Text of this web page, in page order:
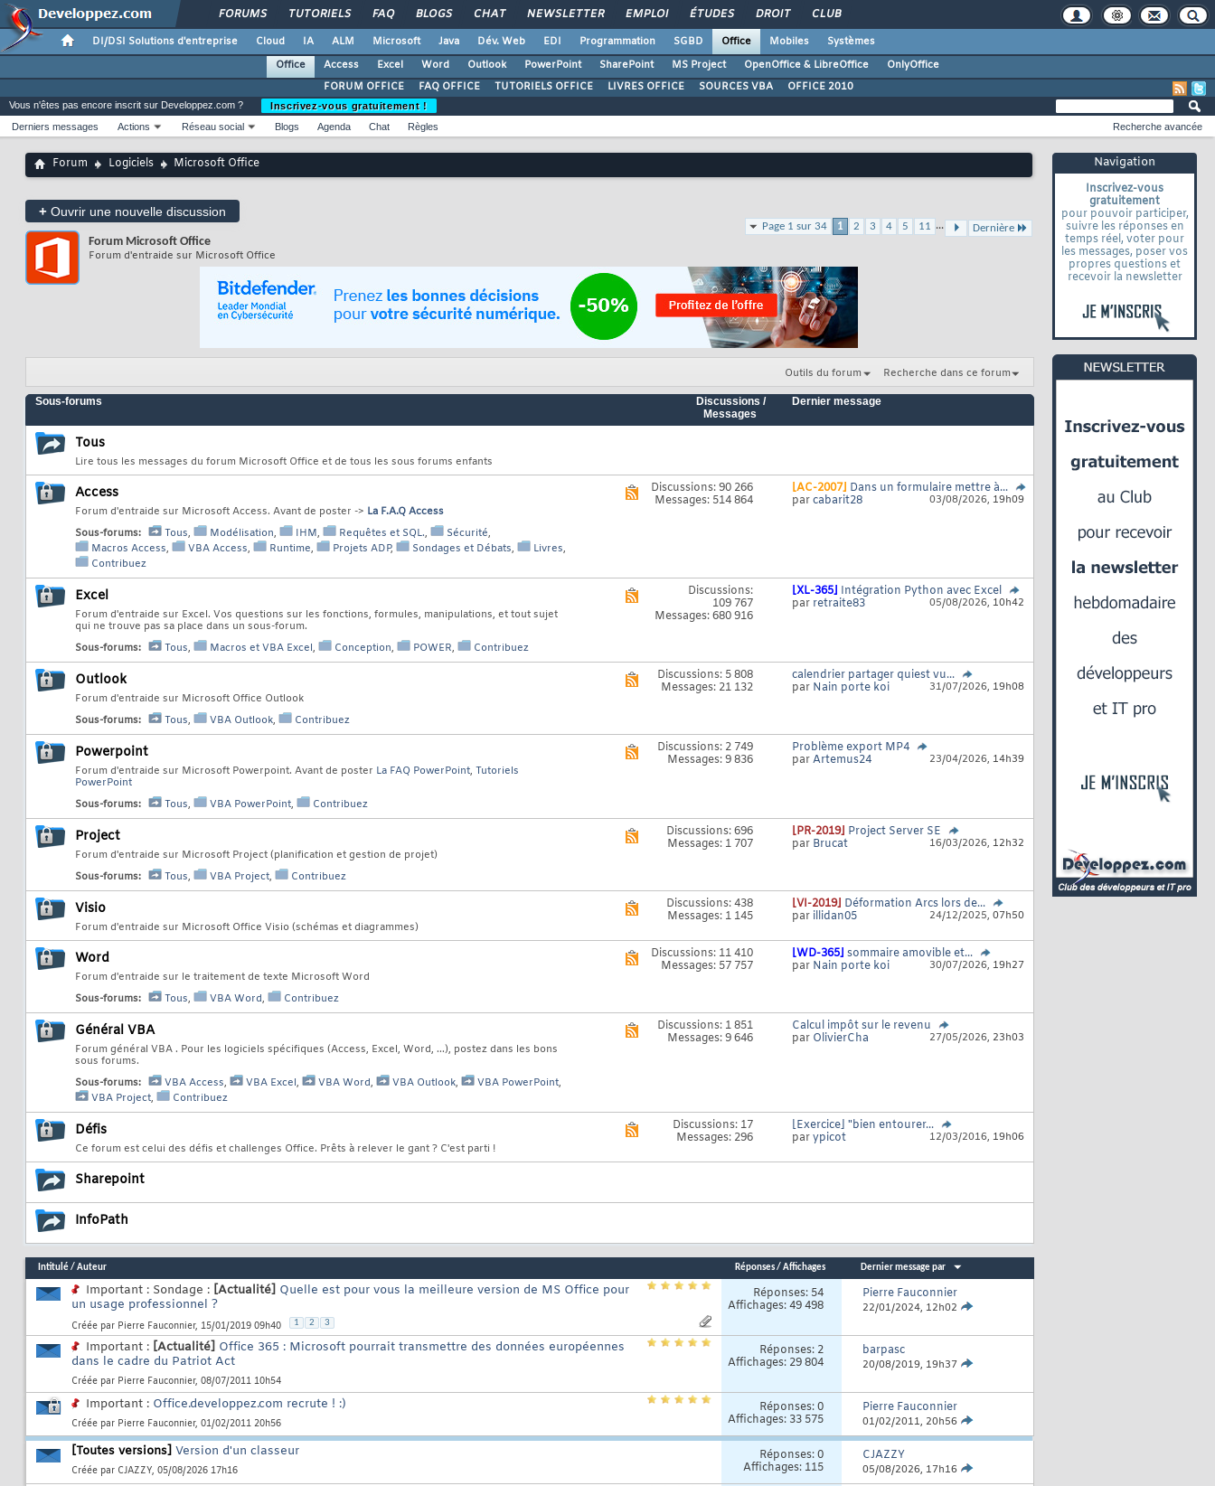
FORUMS TUTORIELS FAQ BLOGS CHAT NEWSLETTER EMPLOI ÉTUDES DROIT CLUB
DI/DSI Solutions d'entreprise Cloud IA ALM Microsoft Java Dév. Web EDI Programmation SGBD Office Mobiles
Systèmes
Office
Access Excel Word Outlook PowerPoint SharePoint MS Project OpenOffice & LibreOffice
OnlyOffice
FORUM OFFICE
FAQ OFFICE TUTORIELS OFFICE LIVRES OFFICE SOURCES VBA OFFICE 2010
Vous n'êtes pas encore inscrit sur Developpez.com ?
Inscrivez-vous gratuitement !
Derniers messages
Actions Réseau social Blogs Agenda Chat Règles Recherche avancée
Forum Logiciels Microsoft Office Navigation
Inscrivez-vous
gratuitement
pour pouvoir participer,
suivre les réponses en
temps réel, voter pour
les messages, poser vos
propres questions et
recevoir la newsletter
+ Ouvrir une nouvelle discussion
Page 1 sur 34 1 2 3 4 5 11 ... Dernière
Forum Microsoft Office
Forum d'entraide sur Microsoft Office
Outils du forum Recherche dans ce forum
Sous-forums
Discussions /
Messages
Dernier message
Tous
Lire tous les messages du forum Microsoft Office et de tous les sous forums enfants
Access
Forum d'entraide sur Microsoft Access. Avant de poster -> La F.A.Q Access
Sous-forums:
Tous, Modélisation, IHM, Requêtes et SQL., Sécurité,
Macros Access, VBA Access, Runtime, Projets ADP, Sondages et Débats, Livres,
Contribuez
Voir
Discussions: 90 266
Messages: 514 864
[AC-2007] Dans un formulaire mettre à...
parcabarit28 03/08/2026, 19h09
Excel
Forum d'entraide sur Excel. Vos questions sur les fonctions, formules, manipulations, et tout sujet
qui ne trouve pas sa place dans un sous-forum.
Sous-forums:
Tous, Macros et VBA Excel, Conception, POWER, Contribuez
flux
forum
Discussions:
109 767
Messages: 680 916
[XL-365] Intégration Python avec Excel
par retraite83 05/08/2026, 10h42
Outlook
Forum d'entraide sur Microsoft Office Outlook
Sous-forums:
Tous, VBA Outlook, Contribuez
Voir
forum
Discussions: 5 808
Messages: 21 132
calendrier partager quiest vu...
par Nain porte koi 31/07/2026, 19h08
Powerpoint
Forum d'entraide sur Microsoft Powerpoint. Avant de poster La FAQ PowerPoint, Tutoriels
PowerPoint
Sous-forums:
Tous, VBA PowerPoint, Contribuez
Voir
forum
Discussions: 2 749
Messages: 9 836
Problème export MP4
parArtemus24 23/04/2026, 14h39
Project
Forum d'entraide sur Microsoft Project (planification et gestion de projet)
Sous-forums:
Tous, VBA Project, Contribuez
forum
Discussions: 696
Messages: 1 707
[PR-2019] Project Server SE
par Brucat 16/03/2026, 12h32
Visio
Forum d'entraide sur Microsoft Office Visio (schémas et diagrammes)
RSS
de
Discussions: 438
Messages: 1 145
[VI-2019] Déformation Arcs lors de...
par illidan05 24/12/2025, 07h50
Word
Forum d'entraide sur le traitement de texte Microsoft Word
Sous-forums:
Tous, VBA Word, Contribuez
Voir
forum
Discussions: 11 410
Messages: 57 757
[WD-365] sommaire amovible et...
par Nain porte koi 30/07/2026, 19h27
Général VBA
Forum général VBA . Pour les logiciels spécifiques (Access, Excel, Word, ...), postez dans les bons
sous forums.
Sous-forums:
VBA Access, VBA Excel, VBA Word, VBA Outlook, VBA PowerPoint,
VBA Project, Contribuez
VoirDiscussions: 1 851
Messages: 9 646
Calcul impôt sur le revenu
par OlivierCha 27/05/2026, 23h03
Défis
Ce forum est celui des défis et challenges Office. Prêts à relever le gant ? C'est parti !
RSS
forum
Discussions: 17
Messages: 296
[Exercice] "bien entourer...
parypicot 12/03/2016, 19h06
Sharepoint
InfoPath
Intitulé/ Auteur Réponses/ Affichages Dernier message par
Important : Sondage : [Actualité] Quelle est pour vous la meilleure version de MS Office pour
un usage professionnel ?
Créée par Pierre Fauconnier, 15/01/2019 09h40 1 2 3
Réponses: 54
Affichages: 49 498
Pierre Fauconnier
22/01/2024, 12h02
Important : [Actualité] Office 365 : Microsoft pourrait transmettre des données européennes
dans le cadre du Patriot Act
Créée par Pierre Fauconnier, 08/07/2011 10h54
Réponses: 2
Affichages: 29 804
barpasc
20/08/2019, 19h37
Important : Office.developpez.com recrute ! :)
Créée par Pierre Fauconnier, 01/02/2011 20h56
Réponses:0
Affichages: 33 575
Pierre Fauconnier
01/02/2011, 20h56
[Toutes versions] Version d'un classeur
Créée par CJAZZY, 05/08/2026 17h16
Réponses:0
Affichages: 115
CJAZZY
05/08/2026, 17h16